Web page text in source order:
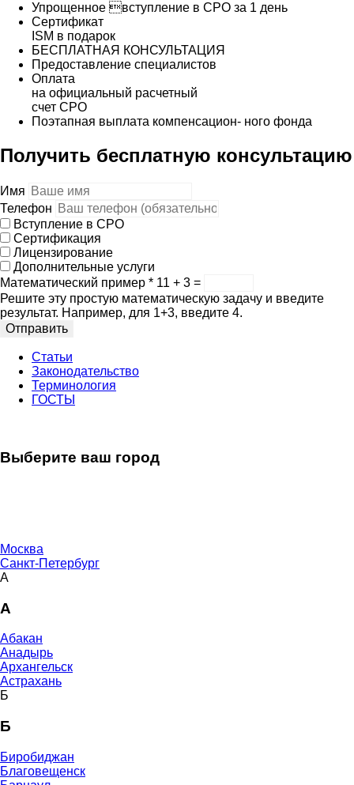
Упрощенное вступление в СРО за 1 день
Сертификат
ISM в подарок
БЕСПЛАТНАЯ КОНСУЛЬТАЦИЯ
Предоставление специалистов
Оплата
на официальный расчетный
счет СРО
Поэтапная выплата компенсацион- ного фонда
Получить бесплатную консультацию
Имя
Телефон
Вступление в СРО
Сертификация
Лицензирование
Дополнительные услуги
Математический пример * 11 + 3 =
Решите эту простую математическую задачу и введите
результат. Например, для 1+3, введите 4.
Отправить
Статьи
Законодательство
Терминология
ГОСТЫ
Выберите ваш город
Москва
Санкт-Петербург
А
А
Абакан
Анадырь
Архангельск
Астрахань
Б
Б
Биробиджан
Благовещенск